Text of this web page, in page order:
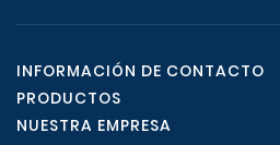
INFORMACIÓN DE CONTACTO
PRODUCTOS
NUESTRA EMPRESA